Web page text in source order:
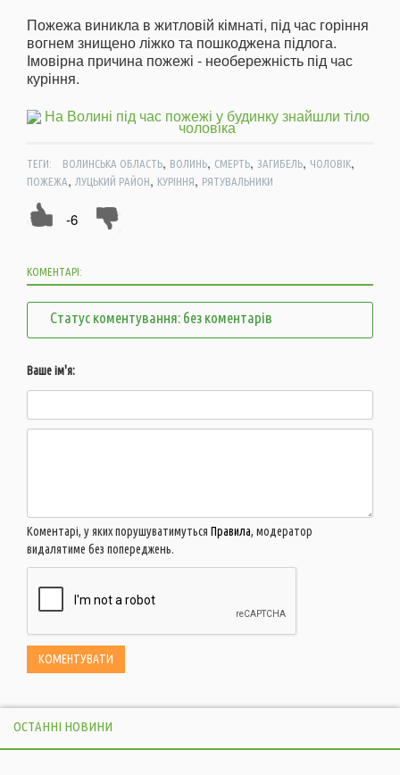
Пожежа виникла в житловій кімнаті, під час горіння
вогнем знищено ліжко та пошкоджена підлога.
Імовірна причина пожежі - необережність під час
куріння.
ТЕГИ: ВОЛИНСЬКА ОБЛАСТЬ, ВОЛИНЬ, СМЕРТЬ, ЗАГИБЕЛЬ, ЧОЛОВІК,
ПОЖЕЖА, ЛУЦЬКИЙ РАЙОН, КУРІННЯ, РЯТУВАЛЬНИКИ
-6
КОМЕНТАРІ:
Статус коментування: без коментарів
Ваше ім'я:
Коментарі, у яких порушуватимуться Правила, модератор
видалятиме без попереджень.
ОСТАННІ НОВИНИ